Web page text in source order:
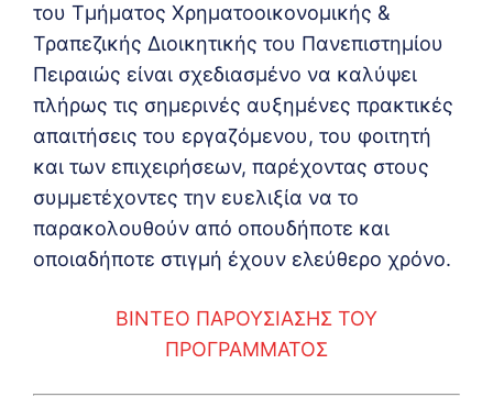
του Τμήματος Χρηματοοικονομικής &
Τραπεζικής Διοικητικής του Πανεπιστημίου
Πειραιώς είναι σχεδιασμένο να καλύψει
πλήρως τις σημερινές αυξημένες πρακτικές
απαιτήσεις του εργαζόμενου, του φοιτητή
και των επιχειρήσεων, παρέχοντας στους
συμμετέχοντες την ευελιξία να το
παρακολουθούν από οπουδήποτε και
οποιαδήποτε στιγμή έχουν ελεύθερο χρόνο.
ΒΙΝΤΕΟ ΠΑΡΟΥΣΙΑΣΗΣ ΤΟΥ
ΠΡΟΓΡΑΜΜΑΤΟΣ